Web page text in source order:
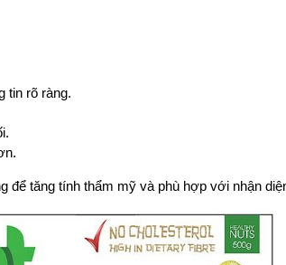
tin rõ ràng.
để tăng tính thẩm mỹ và phù hợp với nhận